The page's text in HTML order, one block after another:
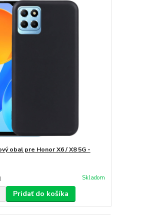
obal pre Honor X6 / X8 5G -
Skladom
Pridať do košíka